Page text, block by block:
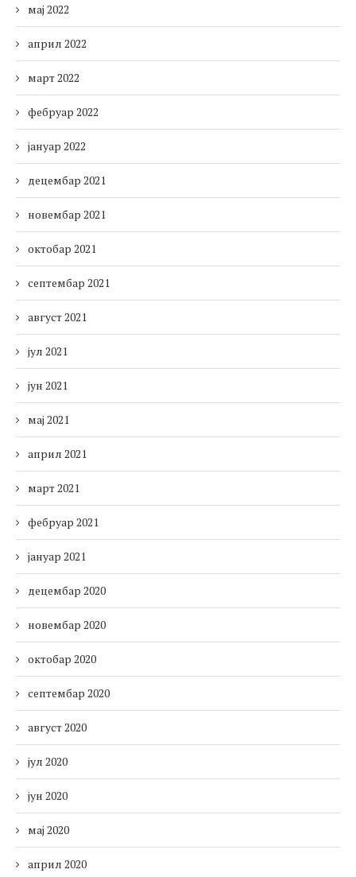
мај 2022
април 2022
март 2022
фебруар 2022
јануар 2022
децембар 2021
новембар 2021
октобар 2021
септембар 2021
август 2021
јул 2021
јун 2021
мај 2021
април 2021
март 2021
фебруар 2021
јануар 2021
децембар 2020
новембар 2020
октобар 2020
септембар 2020
август 2020
јул 2020
јун 2020
мај 2020
април 2020